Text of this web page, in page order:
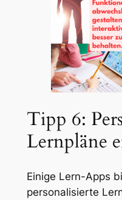
Tipp 6:
Lernpläne
Einige Lern-Apps
personalisierte